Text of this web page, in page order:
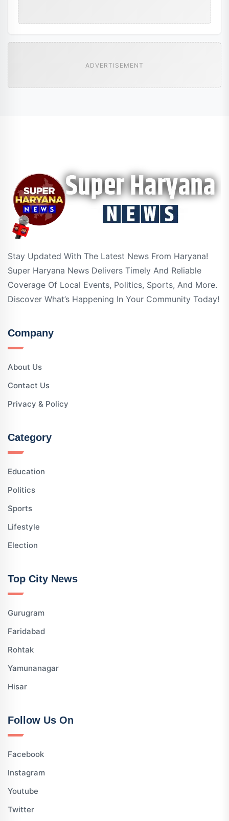
ADVERTISEMENT
Stay Updated With The Latest News From Haryana!
Super Haryana News Delivers Timely And Reliable
Coverage Of Local Events, Politics, Sports, And More.
Discover What’s Happening In Your Community Today!
Company
About Us
Contact Us
Privacy & Policy
Category
Education
Politics
Sports
Lifestyle
Election
Top City News
Gurugram
Faridabad
Rohtak
Yamunanagar
Hisar
Follow Us On
Facebook
Instagram
Youtube
Twitter